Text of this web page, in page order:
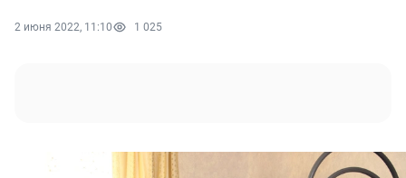
2 июня 2022, 11:10 1 025